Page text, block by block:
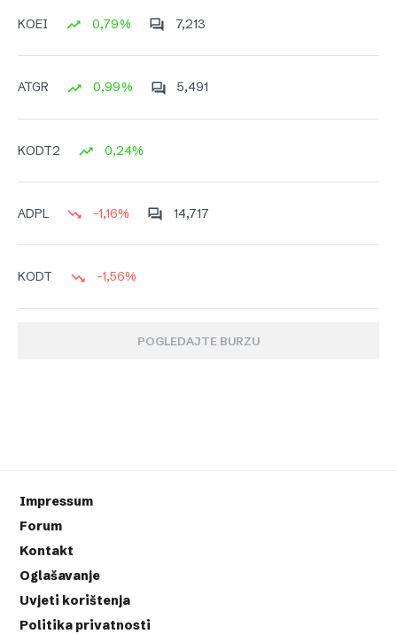
KOEI 0,79% 7,213
ATGR 0,99% 5,491
KODT2 0,24%
ADPL -1,16% 14,717
KODT -1,56%
POGLEDAJTE BURZU
Impressum
Forum
Kontakt
Oglašavanje
Uvjeti korištenja
Politika privatnosti